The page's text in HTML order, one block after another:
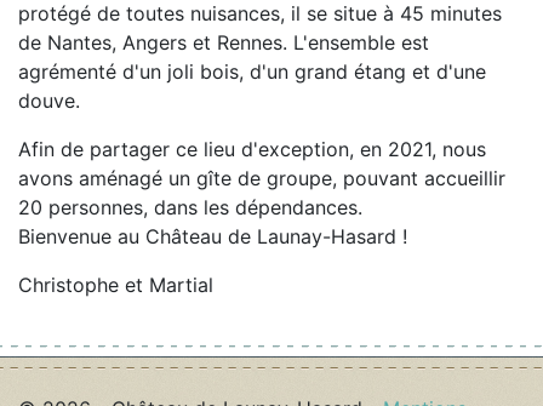
protégé de toutes nuisances, il se situe à 45 minutes
de Nantes, Angers et Rennes. L'ensemble est
agrémenté d'un joli bois, d'un grand étang et d'une
douve.
Afin de partager ce lieu d'exception, en 2021, nous
avons aménagé un gîte de groupe, pouvant accueillir
20 personnes, dans les dépendances.
Bienvenue au Château de Launay-Hasard !
Christophe et Martial